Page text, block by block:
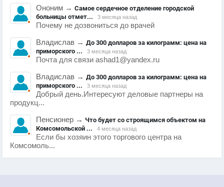
Ононим → Самое сердечное отделение городской
больницы отмет...
3 месяца назад
Почему не дозвониться до врачей
Владислав → До 300 долларов за килограмм: цена на
приморского ...
3 месяца назад
Почта для связи ashad1@yandex.ru
Владислав → До 300 долларов за килограмм: цена на
приморского ...
3 месяца назад
Добрый день.Интересуют деловые партнеры на
продукц...
Пенсионер → Что будет со строящимся объектом на
Комсомольской ...
4 месяца назад
Если бы хозяин этого торгового центра на
Комсомоль...